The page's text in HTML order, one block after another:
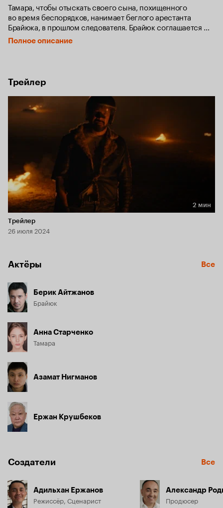
Тамара, чтобы отыскать своего сына, похищенного
во время беспорядков, нанимает беглого арестанта
Брайюка, в прошлом следователя. Брайюк соглашается
помочь, но его методы оказываются жесткими. Тамара
не приемлет методы Брайюка, а ему чужды идеи Тамары.
Полное описание
Трейлер
Длительность 2 мин
2 мин
Трейлер
26 июля 2024
Актёры Все
Берик Айтжанов
Брайюк
Анна Старченко
Тамара
Азамат Нигманов
Ержан Крушбеков
Создатели Все
Адильхан Ержанов
Режиссёр, Сценарист
Александр
Продюсер